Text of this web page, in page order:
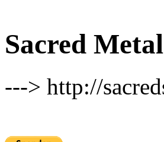
Sacred
---> http://